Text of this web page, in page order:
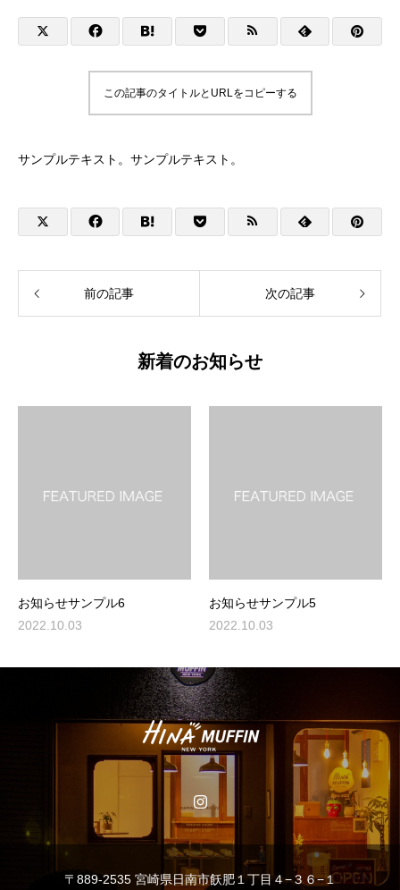
この記事のタイトルとURLをコピーする
サンプルテキスト。サンプルテキスト。
前の記事 次の記事
新着のお知らせ
お知らせサンプル6
2022.10.03
お知らせサンプル5
2022.10.03
〒889-2535 宮崎県日南市飫肥１丁目４−３６−１